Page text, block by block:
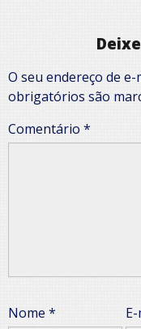
O seu endereço de
obrigatórios são
Comentário *
Nome*